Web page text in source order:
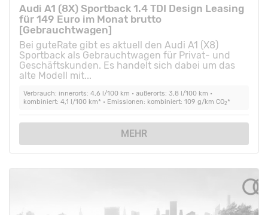
Audi A1 (8X) Sportback 1.4 TDI Design Leasing
für 149 Euro im Monat brutto
[Gebrauchtwagen]
Bei guteRate gibt es aktuell den Audi A1 (X8)
Sportback als Gebrauchtwagen für Privat- und
Geschäftskunden. Es handelt sich dabei um das
alte Modell mit...
Verbrauch: innerorts: 4,6 l/100 km • außerorts: 3,8 l/100 km •
kombiniert: 4,1 l/100 km* • Emissionen: kombiniert: 109 g/km CO2*
MEHR